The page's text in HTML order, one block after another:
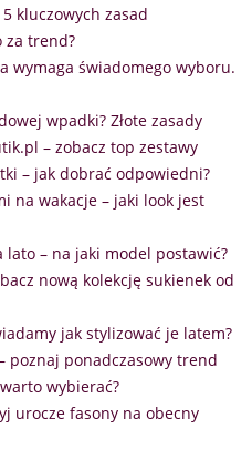
kluczowych zasad
za trend?
wymaga świadomego wyboru.
wpadki? Złote zasady
– zobacz top zestawy
– jak dobrać odpowiedni?
na wakacje – jaki look jest
– na jaki model postawić?
nową kolekcję sukienek od
jak stylizować je latem?
poznaj ponadczasowy trend
wybierać?
urocze fasony na obecny